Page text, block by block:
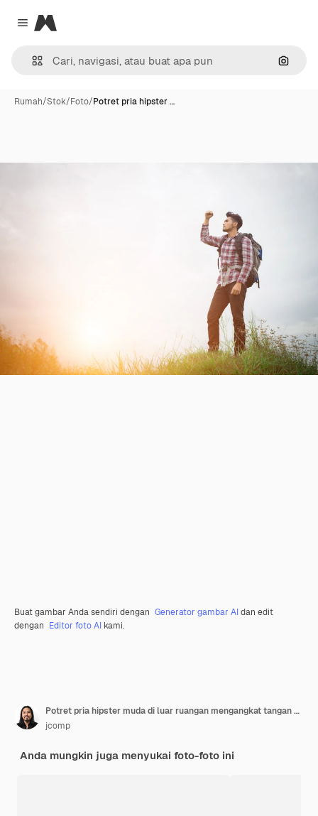
Close menu
Magnific
Rumah/Stok/Foto/Potret pria hipster …
Buat gambar Anda sendiri dengan Generator gambar AIdan edit
dengan Editor foto AI kami.
Potret pria hipster muda di luar ruangan mengangkat tangan dengan ransel
jcomp
Anda mungkin juga menyukai foto-foto ini